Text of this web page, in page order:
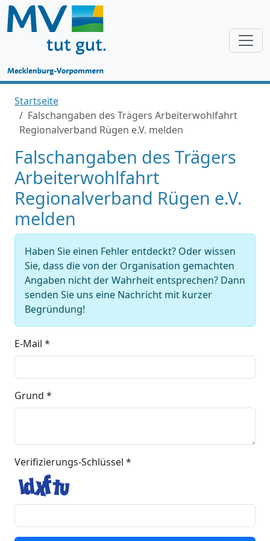
Startseite
Falschangaben des Trägers Arbeiterwohlfahrt
Regionalverband Rügen e.V. melden
Falschangaben des Trägers
Arbeiterwohlfahrt
Regionalverband Rügen e.V.
melden
Haben Sie einen Fehler entdeckt? Oder wissen
Sie, dass die von der Organisation gemachten
Angaben nicht der Wahrheit entsprechen? Dann
senden Sie uns eine Nachricht mit kurzer
Begründung!
E-Mail *
Grund *
Verifizierungs-Schlüssel *